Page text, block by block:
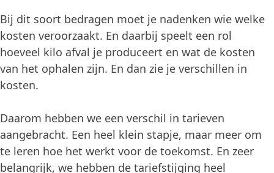
Bij dit soort bedragen moet je nadenken wie welke
kosten veroorzaakt. En daarbij speelt een rol
hoeveel kilo afval je produceert en wat de kosten
van het ophalen zijn. En dan zie je verschillen in
kosten.
Daarom hebben we een verschil in tarieven
aangebracht. Een heel klein stapje, maar meer om
te leren hoe het werkt voor de toekomst. En zeer
belangrijk, we hebben de tariefstijging heel